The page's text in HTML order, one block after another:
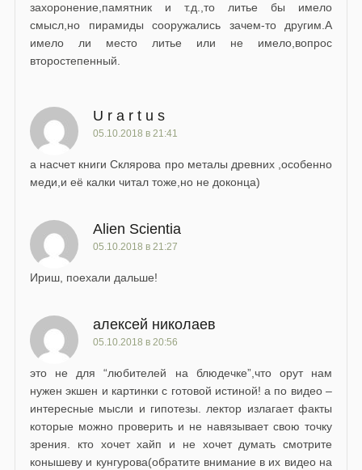
захоронение,памятник и т.д.,то литье бы имело
смысл,но пирамиды сооружались зачем-то другим.А
имело ли место литье или не имело,вопрос
второстепенный.
U r a r t u s
05.10.2018 в 21:41
а насчет книги Склярова про металы древних ,особенно
меди,и её калки читал тоже,но не доконца)
Alien Scientia
05.10.2018 в 21:27
Ириш, поехали дальше!
алексей николаев
05.10.2018 в 20:56
это не для “любителей на блюдечке”,что орут нам
нужен экшен и картинки с готовой истиной! а по видео –
интересные мысли и гипотезы. лектор излагает факты
которые можно проверить и не навязывает свою точку
зрения. кто хочет хайп и не хочет думать смотрите
конышеву и кунгурова(обратите внимание в их видео на